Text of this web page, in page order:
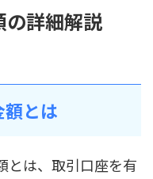
詳細解説
とは
とは、取引口座を有